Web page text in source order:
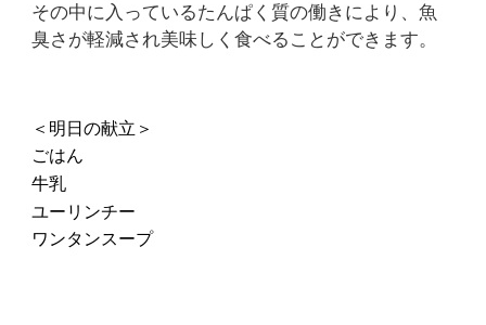
その中に入っているたんぱく質の働きにより、魚
臭さが軽減され美味しく食べることができます。
＜明日の献立＞
ごはん
牛乳
ユーリンチー
ワンタンスープ